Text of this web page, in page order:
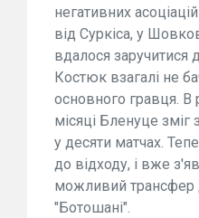
негативних
від Суркіса, у
вдалося заручитися
Костюк взагалі не
основного гравця. В
місяці Бленуце
у десяти матчах.
до відходу, і вже
можливий трансфер
"Ботошані".